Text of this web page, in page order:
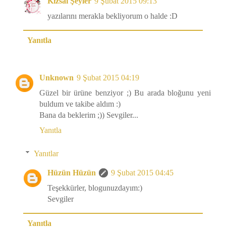
yazılarını merakla bekliyorum o halde :D
Yanıtla
Unknown 9 Şubat 2015 04:19
Güzel bir ürüne benziyor ;) Bu arada bloğunu yeni
buldum ve takibe aldım :)
Bana da beklerim ;)) Sevgiler...
Yanıtla
Yanıtlar
Hüzün Hüzün
9 Şubat 2015 04:45
Teşekkürler, blogunuzdayım:)
Sevgiler
Yanıtla